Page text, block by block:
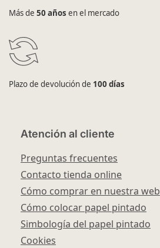
Más de 50 años en el mercado
Plazo de devolución de 100 días
Atención al cliente
Preguntas frecuentes
Contacto tienda online
Cómo comprar en nuestra web
Cómo colocar papel pintado
Simbología del papel pintado
Cookies